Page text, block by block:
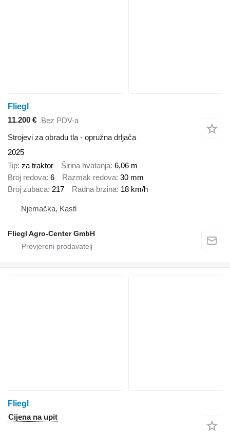
Fliegl
11.200 € Bez PDV-a
Strojevi za obradu tla - opružna drljača
2025
Tip za traktor Širina hvatanja 6,06 m
Broj redova 6 Razmak redova 30 mm
Broj zubaca 217 Radna brzina 18 km/h
Njemačka, Kastl
Fliegl Agro-Center GmbH
Fliegl
Cijena na upit